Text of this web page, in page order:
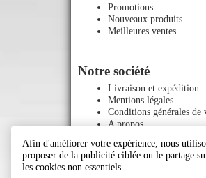
Promotions
Nouveaux produits
Meilleures ventes
Notre société
Livraison et expédition
Mentions légales
Conditions générales de
A propos
Contactez-nous
Plan du site
Magasins
Afin d'améliorer votre expérience, nous
proposer de la publicité ciblée ou le partage
les cookies non essentiels.